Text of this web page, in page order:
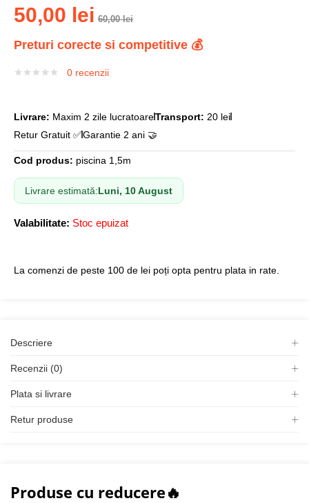
50,00 lei 60,00lei
Preturi corecte si competitive 💰
0 recenzii
Livrare: Maxim 2 zile lucratoareTransport: 20 lei
Retur Gratuit ✅Garantie 2 ani 🤝
Cod produs: piscina 1,5m
Livrare estimată:Luni, 10 August
Valabilitate: Stoc epuizat
La comenzi de peste 100 de lei poți opta pentru plata in rate.
Descriere
Recenzii (0)
Plata si livrare
Retur produse
Produse cu reducere🔥